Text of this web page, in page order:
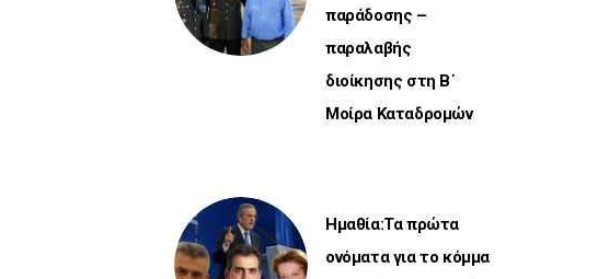
παράδοσης –
παραλαβής
διοίκησης στη Β΄
Μοίρα Καταδρομών
Ημαθία:Τα πρώτα
ονόματα για το κόμμα